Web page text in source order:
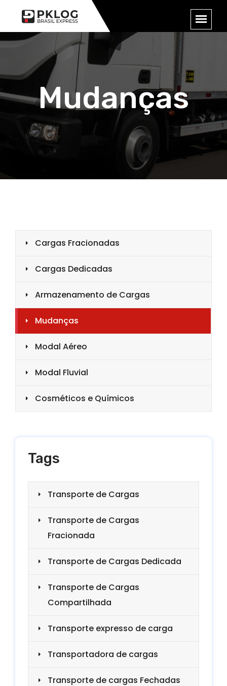
Mudanças
Cargas Fracionadas
Cargas Dedicadas
Armazenamento de Cargas
Mudanças
Modal Aéreo
Modal Fluvial
Cosméticos e Químicos
Tags
Transporte de Cargas
Transporte de Cargas
Fracionada
Transporte de Cargas Dedicada
Transporte de Cargas
Compartilhada
Transporte expresso de carga
Transportadora de cargas
Transporte de cargas Fechadas